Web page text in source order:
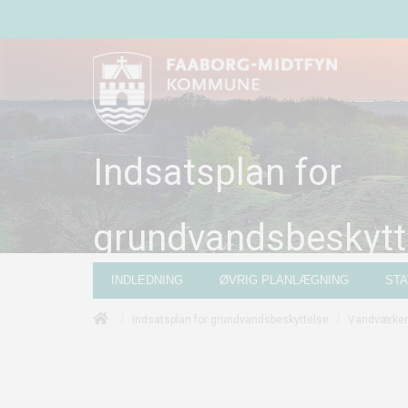
Indsatsplan for
INDLEDNING ØVRIG PLANLÆGNING